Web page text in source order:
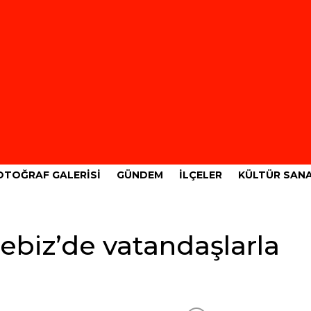
GALERISI GÜNDEM İLÇELER KÜLTÜR
vatandaşlarla